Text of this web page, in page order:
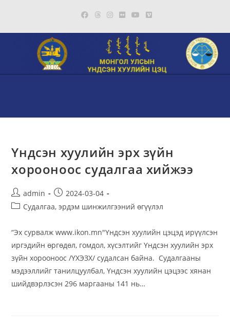
content
Үндсэн хуулийн эрх зүйн
хорооноос судалгаа хийжээ
Post
author:
admin
Post
published:
2024-03-04
PostСудалгаа, эрдэм шинжилгээний өгүүлэл
“Эх сурвалж www.ikon.mn"Үндсэн хуулийн цэцэд ирүүлсэн
иргэдийн өргөдөл, гомдол, хүсэлтийг Үндсэн хуулийн эрх
зүйн хорооноос /ҮХЭЗХ/ судалсан байна. Судалгааны
мэдээллийг танилцуулбал, Үндсэн хуулийн цэцээс хянан
шийдвэрлэсэн 296 маргааны 141 нь…